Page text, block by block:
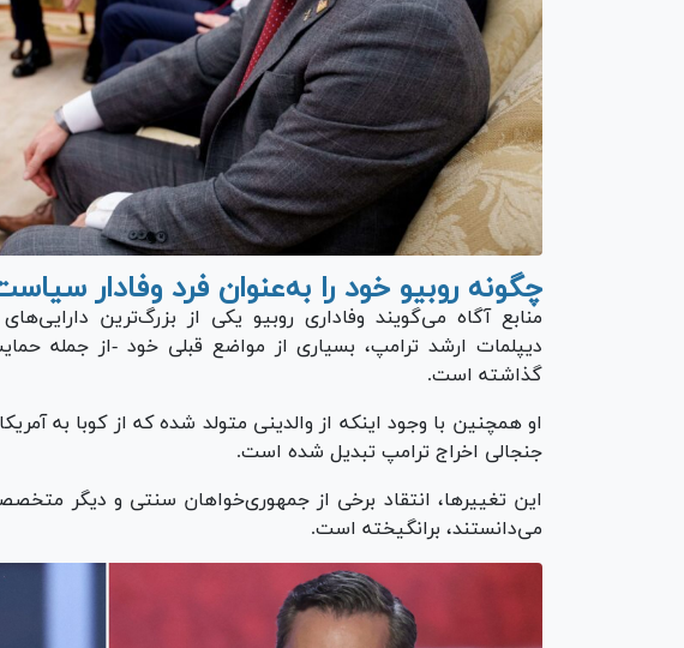
چگونه روبیو خود را به‌عنوان فرد وفادار
دیپلمات ارشد ترامپ، بسیاری از مواضع قبلی خود -از جمله
گذاشته است.
او همچنین با وجود اینکه از والدینی متولد شده که از کوبا به
جنجالی اخراج ترامپ تبدیل شده است.
این تغییرها، انتقاد برخی از جمهوری‌خواهان سنتی و دیگر
می‌دانستند، برانگیخته است.